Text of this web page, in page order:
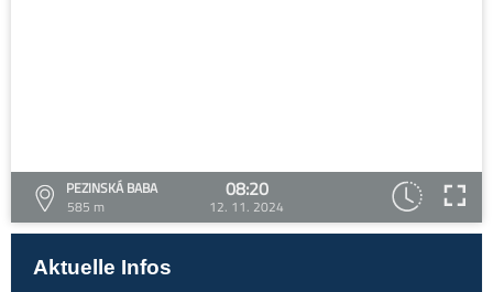
PEZINSKÁ BABA
585 m
08:20
12. 11. 2024
Aktuelle Infos